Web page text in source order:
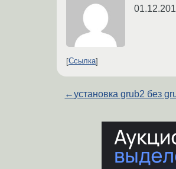
Ссылка
←установка grub2 без